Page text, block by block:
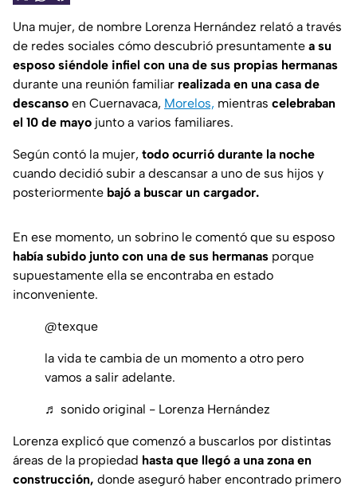
Una mujer, de nombre Lorenza Hernández relató a través
de redes sociales cómo descubrió presuntamente a su
esposo siéndole infiel con una de sus propias hermanas
durante una reunión familiar realizada en una casa de
descanso en Cuernavaca, Morelos, mientras celebraban
el 10 de mayo junto a varios familiares.
Según contó la mujer, todo ocurrió durante la noche
cuando decidió subir a descansar a uno de sus hijos y
posteriormente bajó a buscar un cargador.
En ese momento, un sobrino le comentó que su esposo
había subido junto con una de sus hermanas porque
supuestamente ella se encontraba en estado
inconveniente.
@texque
la vida te cambia de un momento a otro pero
vamos a salir adelante.
♬ sonido original - Lorenza Hernández
Lorenza explicó que comenzó a buscarlos por distintas
áreas de la propiedad hasta que llegó a una zona en
construcción, donde aseguró haber encontrado primero